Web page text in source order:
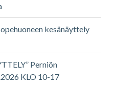
kesänäyttely
Perniön
KLO 10-17